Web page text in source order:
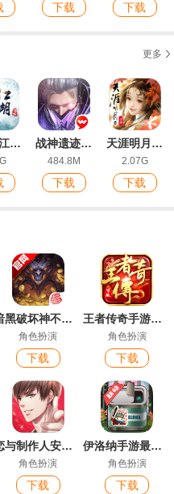
下载 下载
更多
新笑傲江湖手游IOS福利版 战神遗迹ios版
484.8M
下载
天涯明月刀手游最新版
2.07G
下载
暗黑破坏神不朽手游官方版
角色扮演
下载
王者传奇手游最新版
角色扮演
下载
恋与制作人安卓官服
角色扮演
下载
伊洛纳手游最新版
角色扮演
下载